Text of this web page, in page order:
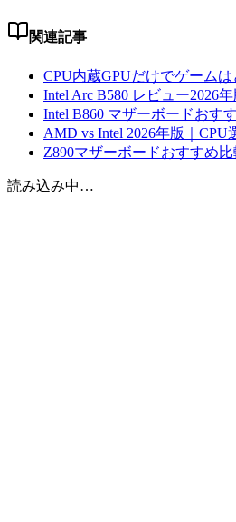
関連記事
CPU内蔵GPUだけでゲーム
Intel Arc B580 レビュー2026
Intel B860 マザーボードおす
AMD vs Intel 2026年版｜CPU
Z890マザーボードおすすめ
読み込み中…